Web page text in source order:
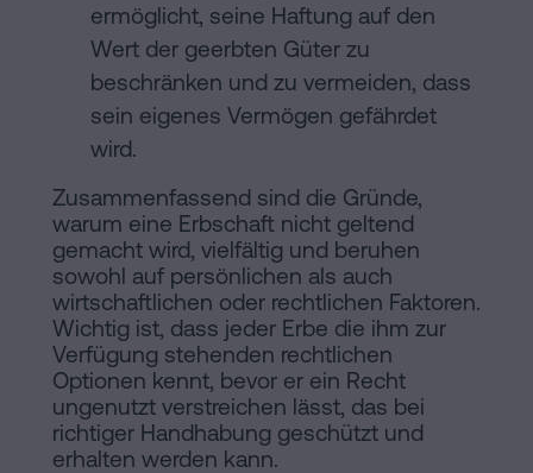
ermöglicht, seine Haftung auf den
Wert der geerbten Güter zu
beschränken und zu vermeiden, dass
sein eigenes Vermögen gefährdet
wird.
Zusammenfassend sind die Gründe,
warum eine Erbschaft nicht geltend
gemacht wird, vielfältig und beruhen
sowohl auf persönlichen als auch
wirtschaftlichen oder rechtlichen Faktoren.
Wichtig ist, dass jeder Erbe die ihm zur
Verfügung stehenden rechtlichen
Optionen kennt, bevor er ein Recht
ungenutzt verstreichen lässt, das bei
richtiger Handhabung geschützt und
erhalten werden kann.